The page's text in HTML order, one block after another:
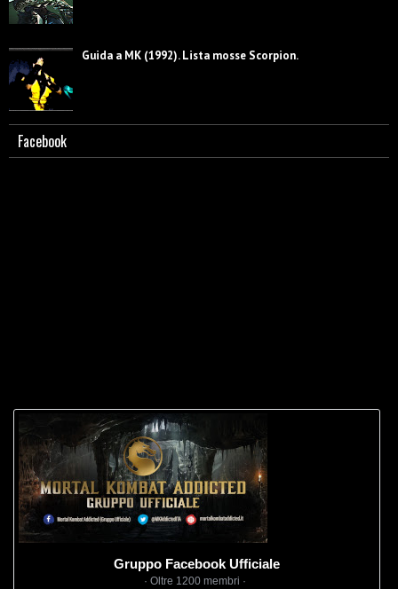
Guida a MK (1992). Lista mosse Scorpion.
Facebook
Gruppo Facebook Ufficiale
· Oltre 1200 membri ·